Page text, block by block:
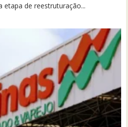
etapa de reestruturação...